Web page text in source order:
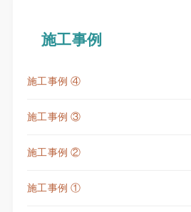
施工事例
施工事例 ④
施工事例 ③
施工事例 ②
施工事例 ①